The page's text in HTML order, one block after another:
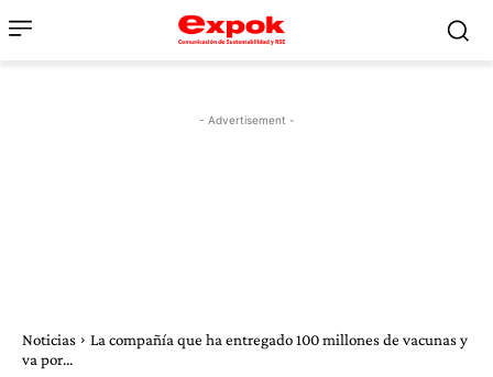
- Advertisement -
Noticias
La compañía que ha entregado 100 millones de vacunas y
va por...